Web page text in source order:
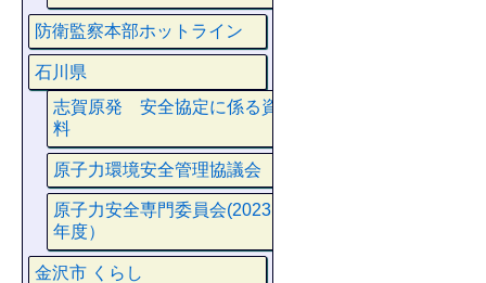
防衛監察本部ホットライン
石川県
志賀原発 安全協定に係る資
料
原子力環境安全管理協議会
原子力安全専門委員会(2023
年度）
金沢市 くらし